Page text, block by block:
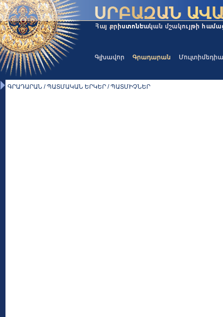
Գլխավոր Գրադարան Մուլտիմեդիա
ԳՐԱԴԱՐԱՆ / ՊԱՏՄԱԿԱՆ ԵՐԿԵՐ / ՊԱՏՄԻՉՆԵՐ